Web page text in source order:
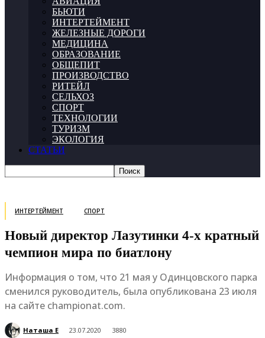
БЬЮТИ
ИНТЕРТЕЙМЕНТ
ЖЕЛЕЗНЫЕ ДОРОГИ
МЕДИЦИНА
ОБРАЗОВАНИЕ
ОБЩЕПИТ
ПРОИЗВОДСТВО
РИТЕЙЛ
СЕЛЬХОЗ
СПОРТ
ТЕХНОЛОГИИ
ТУРИЗМ
ЭКОЛОГИЯ
СТАТЬИ
ИНТЕРТЕЙМЕНТ СПОРТ
Новый директор Лазутинки 4-х кратный
чемпион мира по биатлону
Информация о том, что 21 мая у Одинцовского парка
сменился руководитель, была опубликована 23 июля
на сайте championat.com.
Наташа Е 23.07.2020 3880